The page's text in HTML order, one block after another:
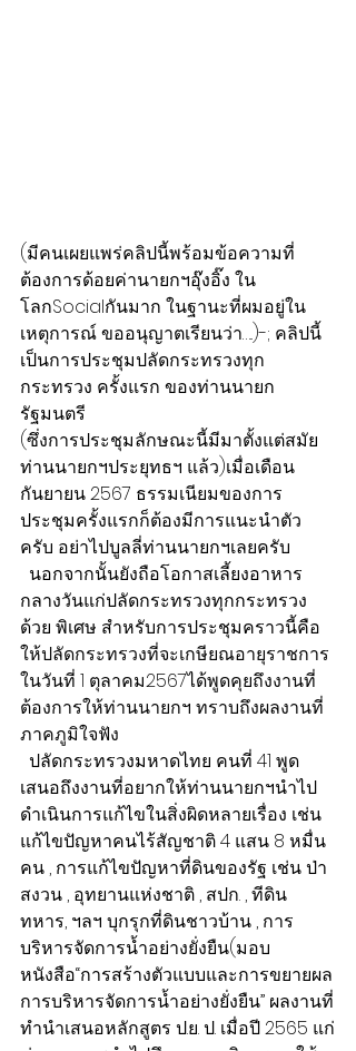
(มีคนเผยแพร่คลิปนี้พร้อมข้อความที่
ต้องการด้อยค่านายกฯอุ๊งอิ๊ง ใน
โลกSocialกันมาก ในฐานะที่ผมอยู่ใน
เหตุการณ์ ขออนุญาตเรียนว่า…..)-; คลิปนี้
เป็นการประชุมปลัดกระทรวงทุก
กระทรวง ครั้งแรก ของท่านนายก
รัฐมนตรี
(ซึ่งการประชุมลักษณะนี้มีมาตั้งแต่สมัย
ท่านนายกฯประยุทธฯ แล้ว)เมื่อเดือน
กันยายน 2567 ธรรมเนียมของการ
ประชุมครั้งแรกก็ต้องมีการแนะนำตัว
ครับ อย่าไปบูลลี่ท่านนายกฯเลยครับ
นอกจากนั้นยังถือโอกาสเลี้ยงอาหาร
กลางวันแก่ปลัดกระทรวงทุกกระทรวง
ด้วย พิเศษ สำหรับการประชุมคราวนี้คือ
ให้ปลัดกระทรวงที่จะเกษียณอายุราชการ
ในวันที่ 1 ตุลาคม2567ได้พูดคุยถึงงานที่
ต้องการให้ท่านนายกฯ ทราบถึงผลงานที่
ภาคภูมิใจฟัง
ปลัดกระทรวงมหาดไทย คนที่ 41 พูด
เสนอถึงงานที่อยากให้ท่านนายกฯนำไป
ดำเนินการแก้ไขในสิ่งผิดหลายเรื่อง เช่น
แก้ไขปัญหาคนไร้สัญชาติ 4 แสน 8 หมื่น
คน , การแก้ไขปัญหาที่ดินของรัฐ เช่น ป่า
สงวน , อุทยานแห่งชาติ , สปก. , ทีดิน
ทหาร, ฯลฯ บุกรุกที่ดินชาวบ้าน , การ
บริหารจัดการน้ำอย่างยั่งยืน(มอบ
หนังสือ“การสร้างตัวแบบและการขยายผล
การบริหารจัดการน้ำอย่างยั่งยืน” ผลงานที่
ทำนำเสนอหลักสูตร ป.ย. ป. เมื่อปี 2565 แก่